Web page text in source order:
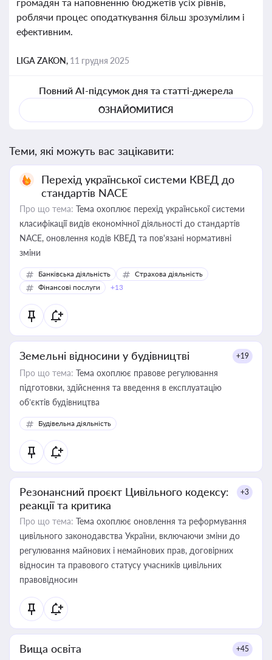
роблячи процес оподаткування більш зрозумілим і
ефективним.
LIGA ZAKON, 11 грудня 2025
Повний AI-підсумок дня та статті-джерела
ОЗНАЙОМИТИСЯ
Теми, які можуть вас зацікавити:
Перехід української системи КВЕД до
стандартів NACE
Про що тема: Тема охоплює перехід української системи
класифікації видів економічної діяльності до стандартів
NACE, оновлення кодів КВЕД та пов'язані нормативні
зміни
Банківська діяльність
Страхова діяльність
Фінансові послуги
+13
Земельні відносини у будівництві +19
Про що тема: Тема охоплює правове регулювання
підготовки, здійснення та введення в експлуатацію
об’єктів будівництва
Будівельна діяльність
Резонансний проєкт Цивільного кодексу:
реакції та критика
+3
Про що тема: Тема охоплює оновлення та реформування
цивільного законодавства України, включаючи зміни до
регулювання майнових і немайнових прав, договірних
відносин та правового статусу учасників цивільних
правовідносин
Вища освіта +45